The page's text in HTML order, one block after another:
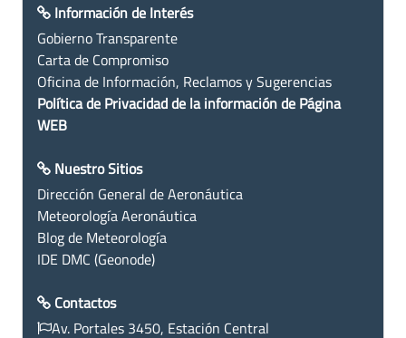
Información de Interés
Gobierno Transparente
Carta de Compromiso
Oficina de Información, Reclamos y Sugerencias
Política de Privacidad de la información de Página
WEB
Nuestro Sitios
Dirección General de Aeronáutica
Meteorología Aeronáutica
Blog de Meteorología
IDE DMC (Geonode)
Contactos
Av. Portales 3450, Estación Central